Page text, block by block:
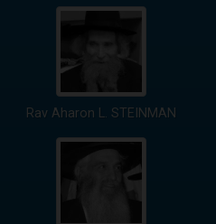
Rav Aharon L. STEINMAN